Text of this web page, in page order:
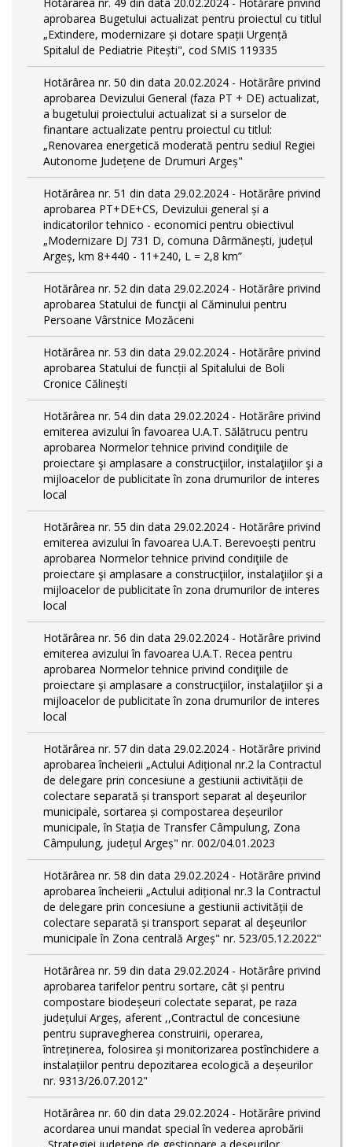
aprobarea Bugetului actualizat pentru proiectul cu titlul
„Extindere, modernizare și dotare spații Urgență
Spitalul de Pediatrie Pitești", cod SMIS 119335
Hotărârea nr. 50 din data 20.02.2024 - Hotărâre privind
aprobarea Devizului General (faza PT + DE) actualizat,
a bugetului proiectului actualizat si a surselor de
finantare actualizate pentru proiectul cu titlul:
„Renovarea energetică moderată pentru sediul Regiei
Autonome Județene de Drumuri Argeș"
Hotărârea nr. 51 din data 29.02.2024 - Hotărâre privind
aprobarea PT+DE+CS, Devizului general și a
indicatorilor tehnico - economici pentru obiectivul
„Modernizare DJ 731 D, comuna Dârmănești, județul
Argeș, km 8+440 - 11+240, L = 2,8 km”
Hotărârea nr. 52 din data 29.02.2024 - Hotărâre privind
aprobarea Statului de funcţii al Căminului pentru
Persoane Vârstnice Mozăceni
Hotărârea nr. 53 din data 29.02.2024 - Hotărâre privind
aprobarea Statului de funcții al Spitalului de Boli
Cronice Călinești
Hotărârea nr. 54 din data 29.02.2024 - Hotărâre privind
emiterea avizului în favoarea U.A.T. Sălătrucu pentru
aprobarea Normelor tehnice privind condiţiile de
proiectare şi amplasare a construcţiilor, instalaţiilor şi a
mijloacelor de publicitate în zona drumurilor de interes
local
Hotărârea nr. 55 din data 29.02.2024 - Hotărâre privind
emiterea avizului în favoarea U.A.T. Berevoești pentru
aprobarea Normelor tehnice privind condiţiile de
proiectare şi amplasare a construcţiilor, instalaţiilor şi a
mijloacelor de publicitate în zona drumurilor de interes
local
Hotărârea nr. 56 din data 29.02.2024 - Hotărâre privind
emiterea avizului în favoarea U.A.T. Recea pentru
aprobarea Normelor tehnice privind condiţiile de
proiectare şi amplasare a construcţiilor, instalaţiilor şi a
mijloacelor de publicitate în zona drumurilor de interes
local
Hotărârea nr. 57 din data 29.02.2024 - Hotărâre privind
aprobarea încheierii „Actului Adițional nr.2 la Contractul
de delegare prin concesiune a gestiunii activității de
colectare separată și transport separat al deşeurilor
municipale, sortarea și compostarea deșeurilor
municipale, în Stația de Transfer Câmpulung, Zona
Câmpulung, județul Argeș" nr. 002/04.01.2023
Hotărârea nr. 58 din data 29.02.2024 - Hotărâre privind
aprobarea încheierii „Actului adițional nr.3 la Contractul
de delegare prin concesiune a gestiunii activității de
colectare separată și transport separat al deşeurilor
municipale în Zona centrală Argeș" nr. 523/05.12.2022"
Hotărârea nr. 59 din data 29.02.2024 - Hotărâre privind
aprobarea tarifelor pentru sortare, cât și pentru
compostare biodeșeuri colectate separat, pe raza
județului Argeș, aferent ,,Contractul de concesiune
pentru supravegherea construirii, operarea,
întreținerea, folosirea și monitorizarea postînchidere a
instalațiilor pentru depozitarea ecologică a deșeurilor
nr. 9313/26.07.2012"
Hotărârea nr. 60 din data 29.02.2024 - Hotărâre privind
acordarea unui mandat special în vederea aprobării